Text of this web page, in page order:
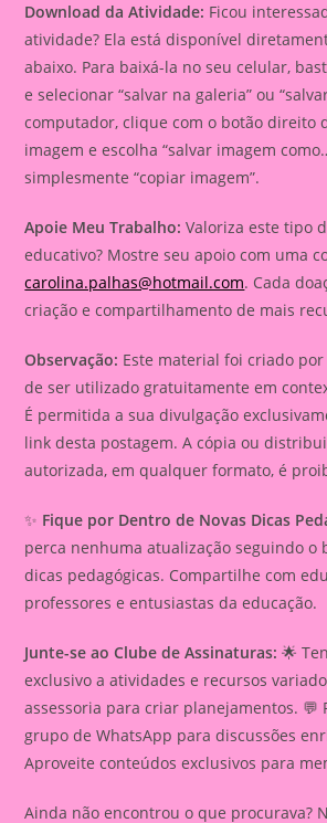
Download da Atividade: Ficou
atividade? Ela está disponível
abaixo. Para baixá-la no seu celular,
e selecionar “salvar na galeria” ou
computador, clique com o botão direito
imagem e escolha “salvar imagem
simplesmente “copiar imagem”.
Apoie Meu Trabalho: Valoriza este tipo
educativo? Mostre seu apoio com uma
carolina.palhas@hotmail.com. Cada
criação e compartilhamento de mais
Observação: Este material foi criado
de ser utilizado gratuitamente em
É permitida a sua divulgação
link desta postagem. A cópia ou
autorizada, em qualquer formato, é
✨ Fique por Dentro de Novas Dicas
perca nenhuma atualização seguindo o
dicas pedagógicas. Compartilhe com
professores e entusiastas da educação.
Junte-se ao Clube de Assinaturas: 🌟
exclusivo a atividades e recursos
assessoria para criar planejamentos. 💬
grupo de WhatsApp para discussões
Aproveite conteúdos exclusivos para
Ainda não encontrou o que procurava?